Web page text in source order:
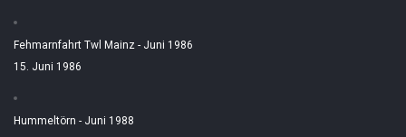
Fehmarnfahrt Twl Mainz - Juni 1986
15. Juni 1986
Hummeltörn - Juni 1988